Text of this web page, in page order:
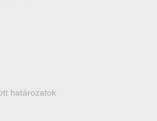
határozatok